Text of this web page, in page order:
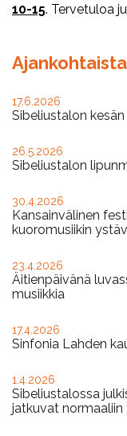
10-15. Tervetuloa
Ajankohtaista
17.6.2026
Sibeliustalon
26.5.2026
Sibeliustalon
30.4.2026
Kansainvälinen
kuoromusiikin
23.4.2026
Äitienpäivänä
musiikkia
17.4.2026
Sinfonia Lahden
1.4.2026
Sibeliustalossa
jatkuvat normaaliin